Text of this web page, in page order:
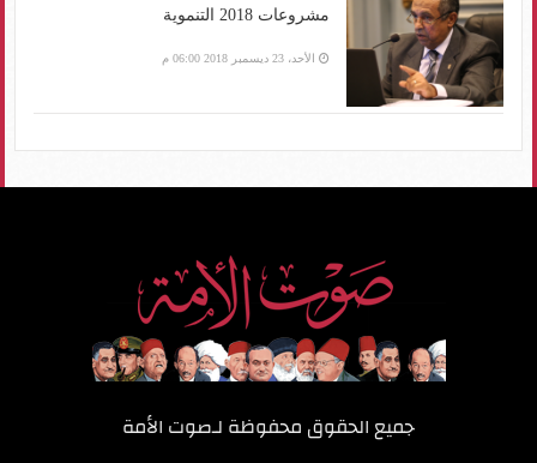
مشروعات 2018 التنموية
الأحد، 23 ديسمبر 2018 06:00 م
جميع الحقوق محفوظة لـصوت الأمة